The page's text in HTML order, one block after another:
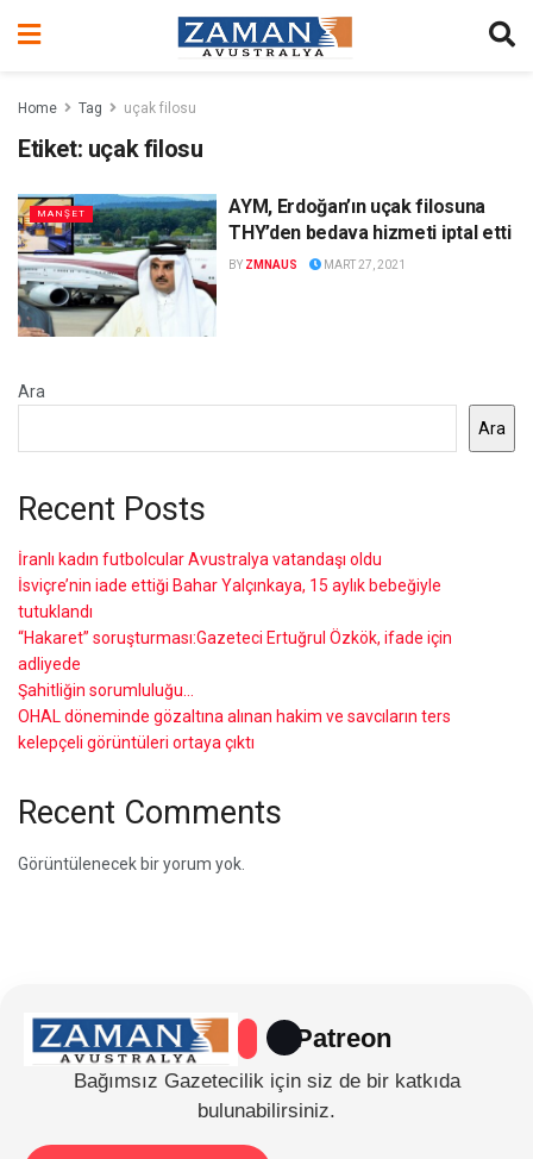
Home Tag uçak filosu
Etiket: uçak filosu
MANŞET
AYM, Erdoğan’ın uçak filosuna
THY’den bedava hizmeti iptal etti
BY ZMNAUS MART 27, 2021
Ara
Ara
Recent Posts
İranlı kadın futbolcular Avustralya vatandaşı oldu
İsviçre’nin iade ettiği Bahar Yalçınkaya, 15 aylık bebeğiyle
tutuklandı
“Hakaret” soruşturması:Gazeteci Ertuğrul Özkök, ifade için
adliyede
Şahitliğin sorumluluğu…
OHAL döneminde gözaltına alınan hakim ve savcıların ters
kelepçeli görüntüleri ortaya çıktı
Recent Comments
Görüntülenecek bir yorum yok.
Patreon
Bağımsız Gazetecilik için siz de bir katkıda
bulunabilirsiniz.